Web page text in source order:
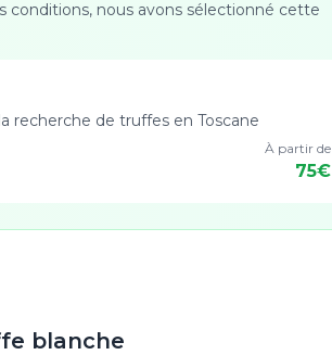
conditions, nous avons sélectionné cette
recherche de truffes en Toscane
À partir de
75€
blanche